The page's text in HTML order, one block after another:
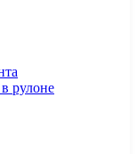
рулоне